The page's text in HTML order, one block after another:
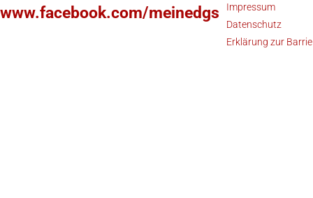
www.facebook.com/meinedgs
Impressum
Datenschutz
Erklärung zur